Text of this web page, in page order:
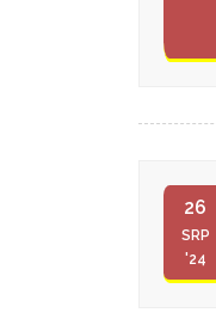
26
SRP
'24